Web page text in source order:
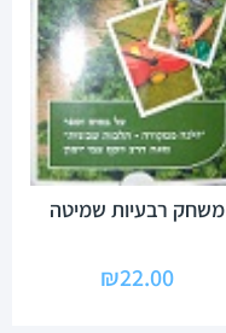
משחק רבעיות שמיטה
₪22.00